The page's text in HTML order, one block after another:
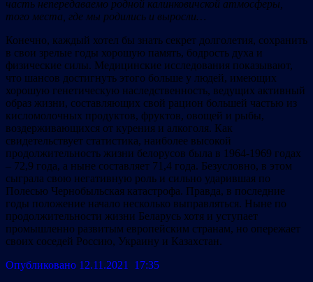
часть непередаваемо родной калинковичской атмосферы,
того места, где мы родились и выросли…
Конечно, каждый хотел бы знать секрет долголетия, сохранить
в свои зрелые годы хорошую память, бодрость духа и
физические силы. Медицинские исследования показывают,
что шансов достигнуть этого больше у людей, имеющих
хорошую генетическую наследственность, ведущих активный
образ жизни, составляющих свой рацион большей частью из
кисломолочных продуктов, фруктов, овощей и рыбы,
воздерживающихся от курения и алкоголя. Как
свидетельствует статистика, наиболее высокой
продолжительность жизни белорусов была в 1964-1969 годах
– 72,9 года, а ныне составляет 71,4 года. Безусловно, в этом
сыграла свою негативную роль и сильно ударившая по
Полесью Чернобыльская катастрофа. Правда, в последние
годы положение начало несколько выправляться. Ныне по
продолжительности жизни Беларусь хотя и уступает
промышленно развитым европейским странам, но опережает
своих соседей Россию, Украину и Казахстан.
Опубликовано 12.11.2021 17:35